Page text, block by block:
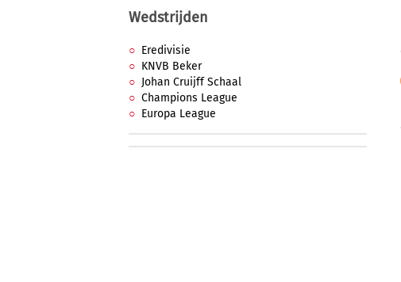
Wedstrijden
Eredivisie
KNVB Beker
Johan Cruijff Schaal
Champions League
Europa League